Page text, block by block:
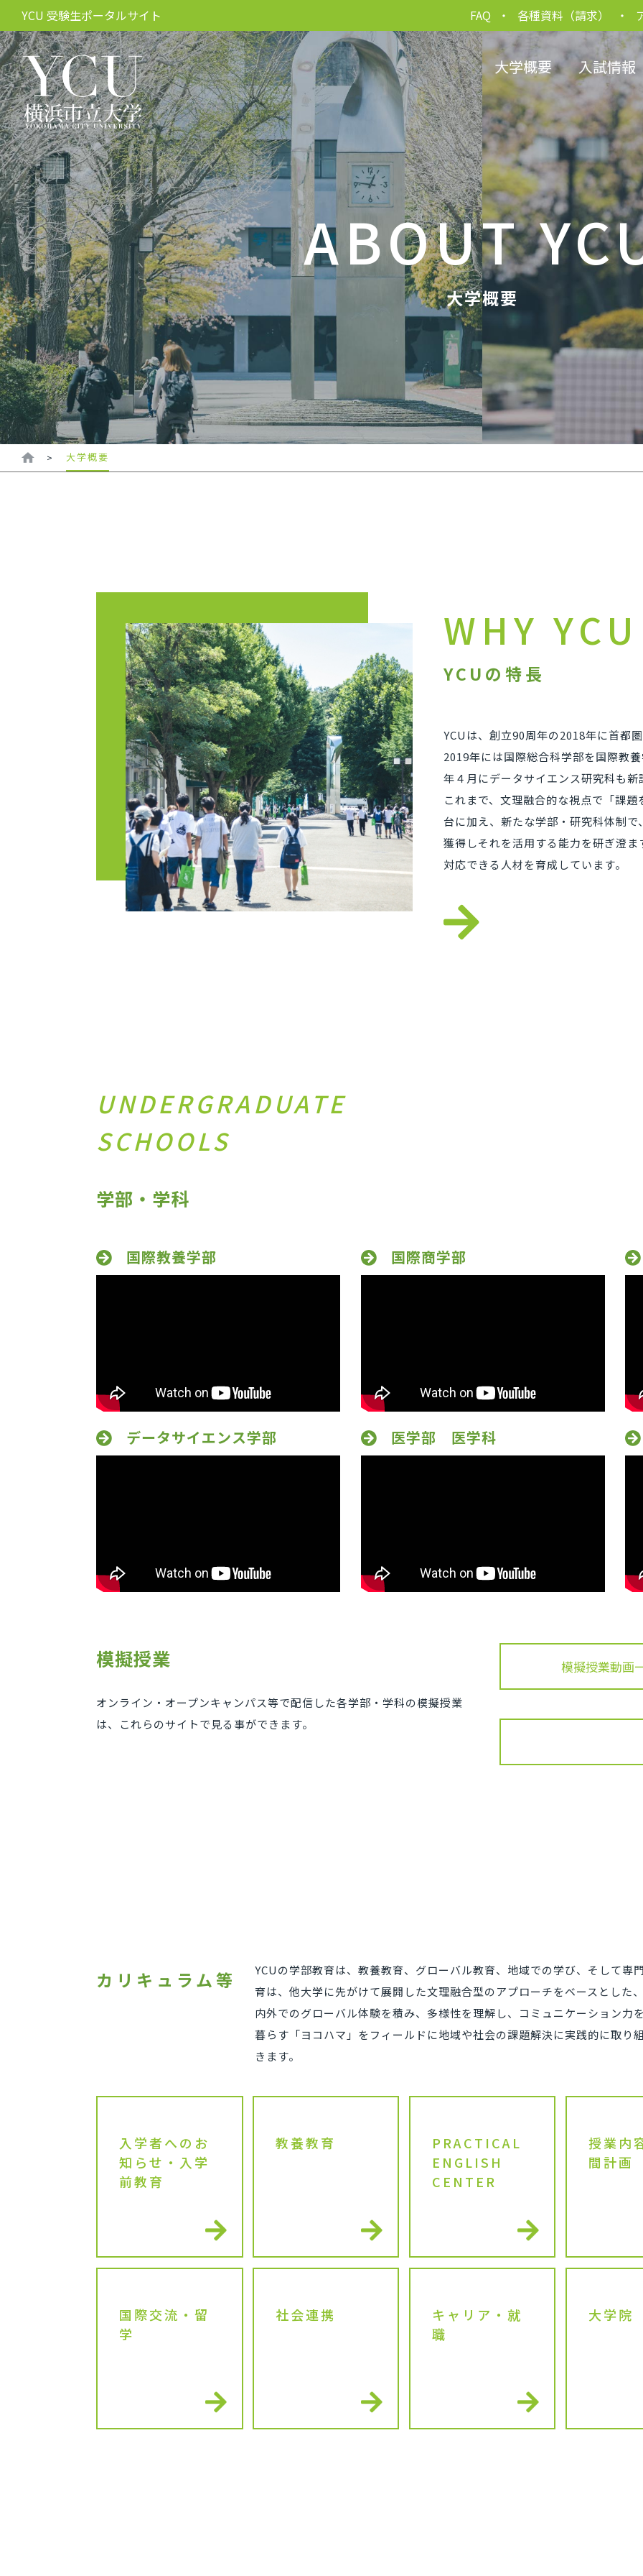
YCU 受験生ポータルサイト FAQ 各種資料（請求）
大学概要 入試情報
ABOUT
大学概要
> 大学概要
WHY YCU
YCUの特長
YCUは、創立90周年の2018年に首都
2019年には国際総合科学部を国際教
年４月にデータサイエンス研究科も新
これまで、文理融合的な視点で「課
台に加え、新たな学部・研究科体制
獲得しそれを活用する能力を研ぎ澄
対応できる人材を育成しています。
UNDERGRADUATE
SCHOOLS
学部・学科
国際教養学部 国際商学部
データサイエンス学部 医学部 医学科
模擬授業
オンライン・オープンキャンパス等で配信した各学部・学科の模擬授業
は、これらのサイトで見る事ができます。
模擬授業動画
カリキュラム等
YCUの学部教育は、教養教育、グローバル教育、地域での学び、そして専
育は、他大学に先がけて展開した文理融合型のアプローチをベースとした
内外でのグローバル体験を積み、多様性を理解し、コミュニケーション力
暮らす「ヨコハマ」をフィールドに地域や社会の課題解決に実践的に取り
きます。
入学者へのお
知らせ・入学
前教育
教養教育
PRACTICAL
ENGLISH
CENTER
授業内
間計画
国際交流・留
学
社会連携
キャリア・就
職
大学院